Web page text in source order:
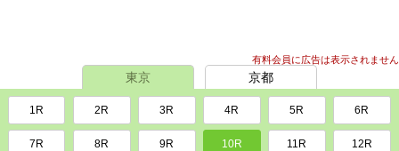
有料会員に広告は表示されません
東京 京都
1R 2R 3R 4R 5R 6R
7R 8R 9R 10R 11R 12R